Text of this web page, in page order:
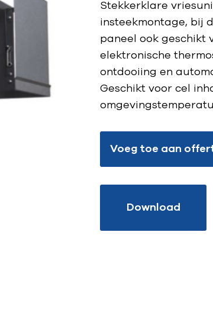
Stekkerklare
insteekmontage, bij
paneel ook geschikt
elektronische
ontdooiing en
Geschikt voor cel
Voeg toe aan
Download